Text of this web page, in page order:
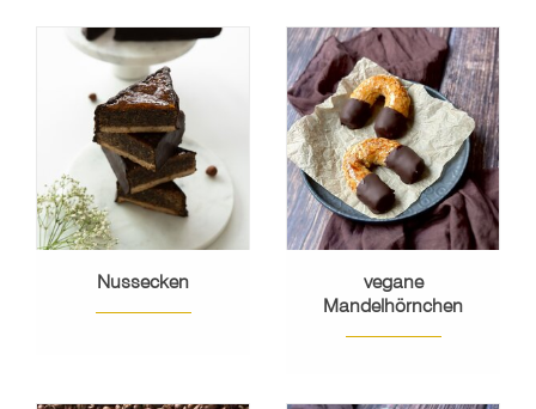
Nussecken
vegane
Mandelhörnchen